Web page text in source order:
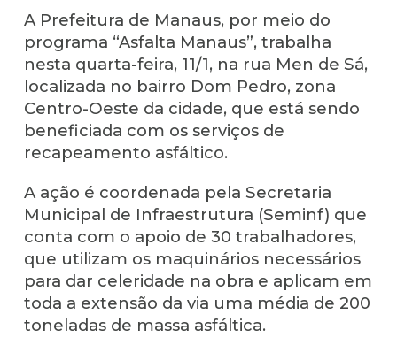
A Prefeitura de Manaus, por meio do
programa “Asfalta Manaus”, trabalha
nesta quarta-feira, 11/1, na rua Men de Sá,
localizada no bairro Dom Pedro, zona
Centro-Oeste da cidade, que está sendo
beneficiada com os serviços de
recapeamento asfáltico.
A ação é coordenada pela Secretaria
Municipal de Infraestrutura (Seminf) que
conta com o apoio de 30 trabalhadores,
que utilizam os maquinários necessários
para dar celeridade na obra e aplicam em
toda a extensão da via uma média de 200
toneladas de massa asfáltica.